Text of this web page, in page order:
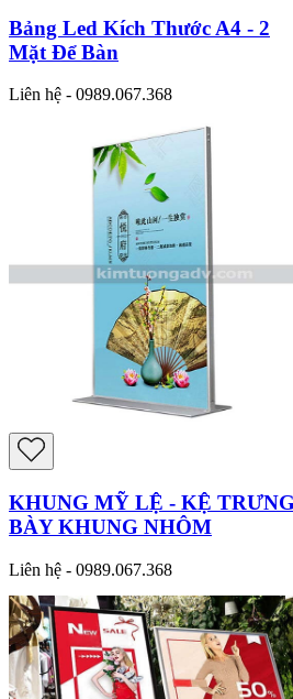
Bảng Led Kích Thước A4 - 2
Mặt Để Bàn
Liên hệ - 0989.067.368
KHUNG MỸ LỆ - KỆ
BÀY KHUNG NHÔM
Liên hệ - 0989.067.368